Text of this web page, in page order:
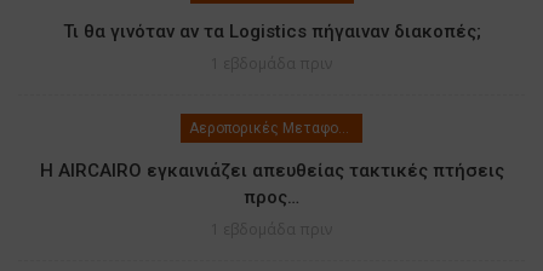
Τι θα γινόταν αν τα Logistics πήγαιναν διακοπές;
Αεροπορικές Μεταφορές
Η AIRCAIRO εγκαινιάζει απευθείας τακτικές πτήσεις
προς…